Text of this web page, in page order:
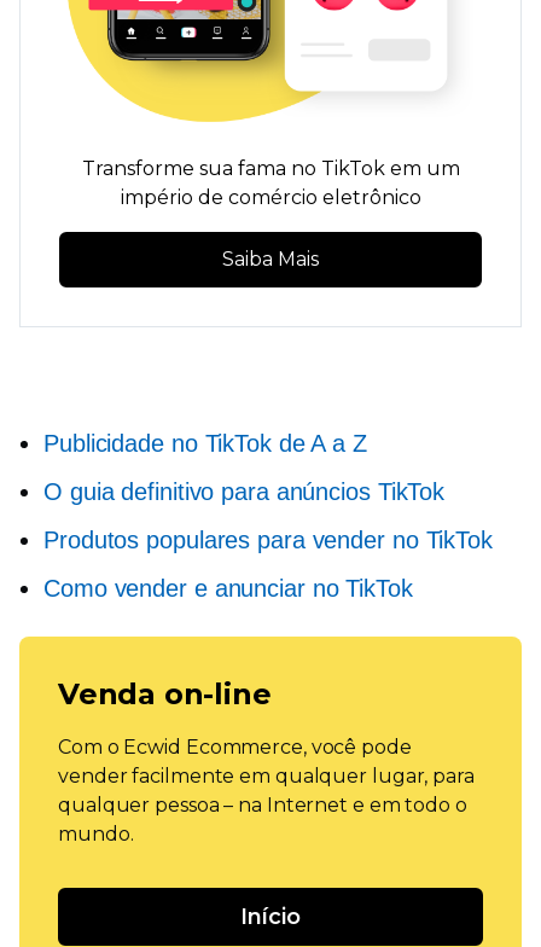
Transforme sua fama no TikTok em um
império de comércio eletrônico
Saiba Mais
Publicidade no TikTok de A a Z
O guia definitivo para anúncios TikTok
Produtos populares para vender no TikTok
Como vender e anunciar no TikTok
Venda on-line
Com o Ecwid Ecommerce, você pode
vender facilmente em qualquer lugar, para
qualquer pessoa – na Internet e em todo o
mundo.
Início